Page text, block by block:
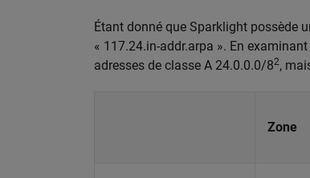
Étant donné que Sparklight possède
« 117.24.in-addr.arpa ». En
adresses de classe A 24.0.0.0/82,
Zone